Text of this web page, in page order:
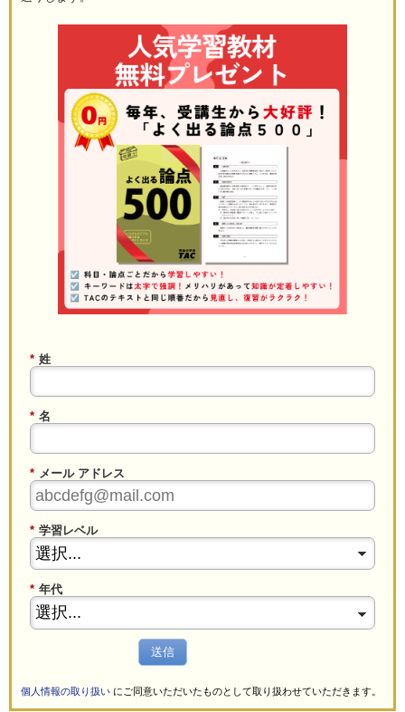
* 姓
* 名
* メール アドレス
* 学習レベル
* 年代
送信
個人情報の取り扱い にご同意いただいたものとして取り扱わせていただきます。